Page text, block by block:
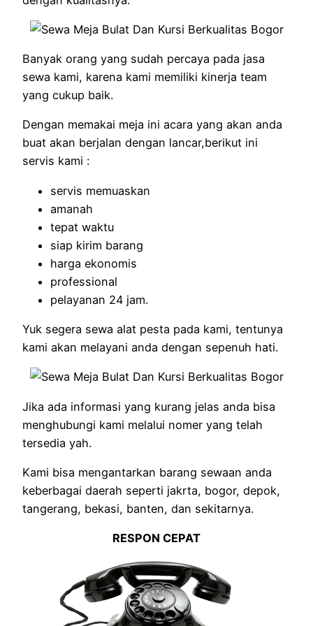
Banyak orang yang sudah percaya pada jasa
sewa kami, karena kami memiliki kinerja team
yang cukup baik.
Dengan memakai meja ini acara yang akan anda
buat akan berjalan dengan lancar,berikut ini
servis kami :
servis memuaskan
amanah
tepat waktu
siap kirim barang
harga ekonomis
professional
pelayanan 24 jam.
Yuk segera sewa alat pesta pada kami, tentunya
kami akan melayani anda dengan sepenuh hati.
Jika ada informasi yang kurang jelas anda bisa
menghubungi kami melalui nomer yang telah
tersedia yah.
Kami bisa mengantarkan barang sewaan anda
keberbagai daerah seperti jakrta, bogor, depok,
tangerang, bekasi, banten, dan sekitarnya.
RESPON CEPAT